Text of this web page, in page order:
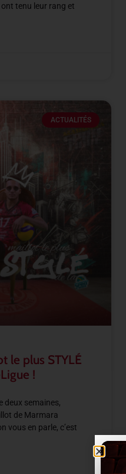
ont tenu leur rang et
ACTUALITÉS
le plus STYLÉ
!
deux semaines,
de Marmara
vous en parle, c’est